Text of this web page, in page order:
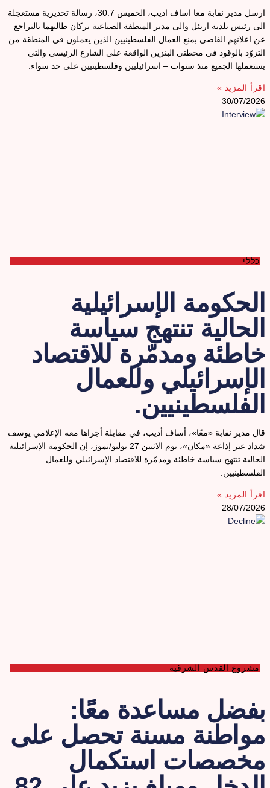
ارسل مدير نقابة معا اساف اديب، الخميس 30.7، رسالة تحذيرية مستعجلة
الى رئيس بلدية اريئل والى مدير المنطقة الصناعية بركان طالبهما بالتراجع
عن اعلانهم القاضي بمنع العمال الفلسطينيين الذين يعملون في المنطقة من
التزوّد بالوقود في محطتي البنزين الواقعة على الشارع الرئيسي والتي
يستعملها الجميع منذ سنوات – اسرائيليين وفلسطينيين على حد سواء.
اقرأ المزيد »
30/07/2026
כללי
الحكومة الإسرائيلية
الحالية تنتهج سياسة
خاطئة ومدمّرة للاقتصاد
الإسرائيلي وللعمال
الفلسطينيين.
قال مدير نقابة «معًا»، أساف أديب، في مقابلة أجراها معه الإعلامي يوسف
شداد عبر إذاعة «مكان»، يوم الاثنين 27 يوليو/تموز، إن الحكومة الإسرائيلية
الحالية تنتهج سياسة خاطئة ومدمّرة للاقتصاد الإسرائيلي وللعمال
الفلسطينيين.
اقرأ المزيد »
28/07/2026
مشروع القدس الشرقية
بفضل مساعدة معًا:
مواطنة مسنة تحصل على
مخصصات استكمال